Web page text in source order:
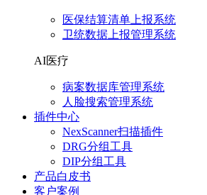
医保结算清单上报系统
卫统数据上报管理系统
AI医疗
病案数据库管理系统
人脸搜索管理系统
插件中心
NexScanner扫描插件
DRG分组工具
DIP分组工具
产品白皮书
客户案例